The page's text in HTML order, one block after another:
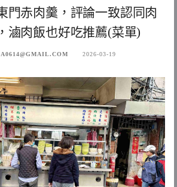
門赤肉羹，評論一致認同肉
滷肉飯也好吃推薦(菜單)
2026-03-19